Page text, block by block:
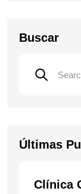
Buscar
Últimas
Clínica